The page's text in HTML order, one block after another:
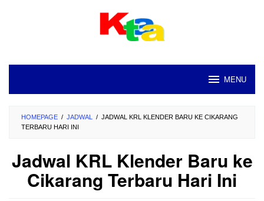
MENU
HOMEPAGE / JADWAL / JADWAL KRL KLENDER BARU KE CIKARANG
TERBARU HARI INI
Jadwal KRL Klender Baru ke
Cikarang Terbaru Hari Ini